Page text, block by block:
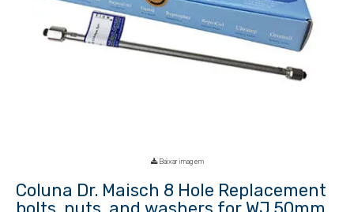
Baixar imagem
Coluna Dr. Maisch 8 Hole Replacement